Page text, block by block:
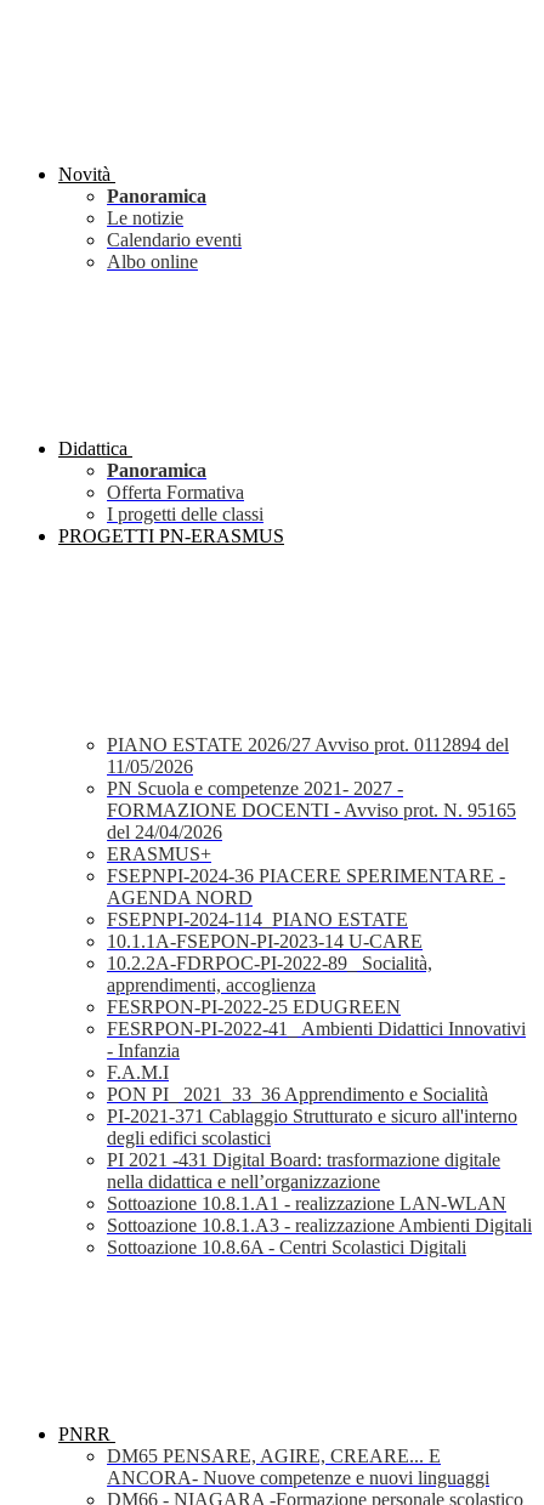
Novità
Panoramica
Le notizie
Calendario eventi
Albo online
Didattica
Panoramica
Offerta Formativa
I progetti delle classi
PROGETTI PN-ERASMUS
PIANO ESTATE 2026/27 Avviso prot. 0112894 del
11/05/2026
PN Scuola e competenze 2021- 2027 -
FORMAZIONE DOCENTI - Avviso prot. N. 95165
del 24/04/2026
ERASMUS+
FSEPNPI-2024-36 PIACERE SPERIMENTARE -
AGENDA NORD
FSEPNPI-2024-114_PIANO ESTATE
10.1.1A-FSEPON-PI-2023-14 U-CARE
10.2.2A-FDRPOC-PI-2022-89_ Socialità,
apprendimenti, accoglienza
FESRPON-PI-2022-25 EDUGREEN
FESRPON-PI-2022-41_ Ambienti Didattici Innovativi
- Infanzia
F.A.M.I
PON PI_ 2021_33_36 Apprendimento e Socialità
PI-2021-371 Cablaggio Strutturato e sicuro all'interno
degli edifici scolastici
PI 2021 -431 Digital Board: trasformazione digitale
nella didattica e nell’organizzazione
Sottoazione 10.8.1.A1 - realizzazione LAN-WLAN
Sottoazione 10.8.1.A3 - realizzazione Ambienti Digitali
Sottoazione 10.8.6A - Centri Scolastici Digitali
PNRR
DM65 PENSARE, AGIRE, CREARE... E
ANCORA- Nuove competenze e nuovi linguaggi
DM66 - NIAGARA -Formazione personale scolastico